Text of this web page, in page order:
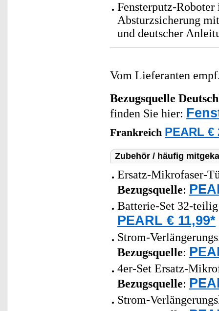
Fensterputz-
Absturzsicherung
und deutscher
Vom Lieferanten
Bezugsquelle
finden Sie hier:
Frankreich PEARL €
Zubehör / häufig
Ersatz-Mikrofaser-
Bezugsquelle:
Batterie-Set 32-
PEARL € 11,99*
Strom-
Bezugsquelle:
4er-Set Ersatz-
Bezugsquelle:
Strom-